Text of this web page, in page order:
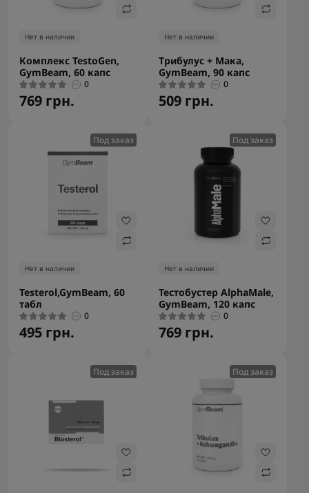
Нет в наличии
Комплекс TestoGen,
GymBeam, 60 капс
0
769 грн.
Нет в наличии
Трибулус + Мака,
GymBeam, 90 капс
0
509 грн.
Под заказ
Нет в наличии
Testerol,GymBeam, 60
табл
0
495 грн.
Под заказ
Нет в наличии
Тестобустер AlphaMale,
GymBeam, 120 капс
0
769 грн.
Под заказ Под заказ